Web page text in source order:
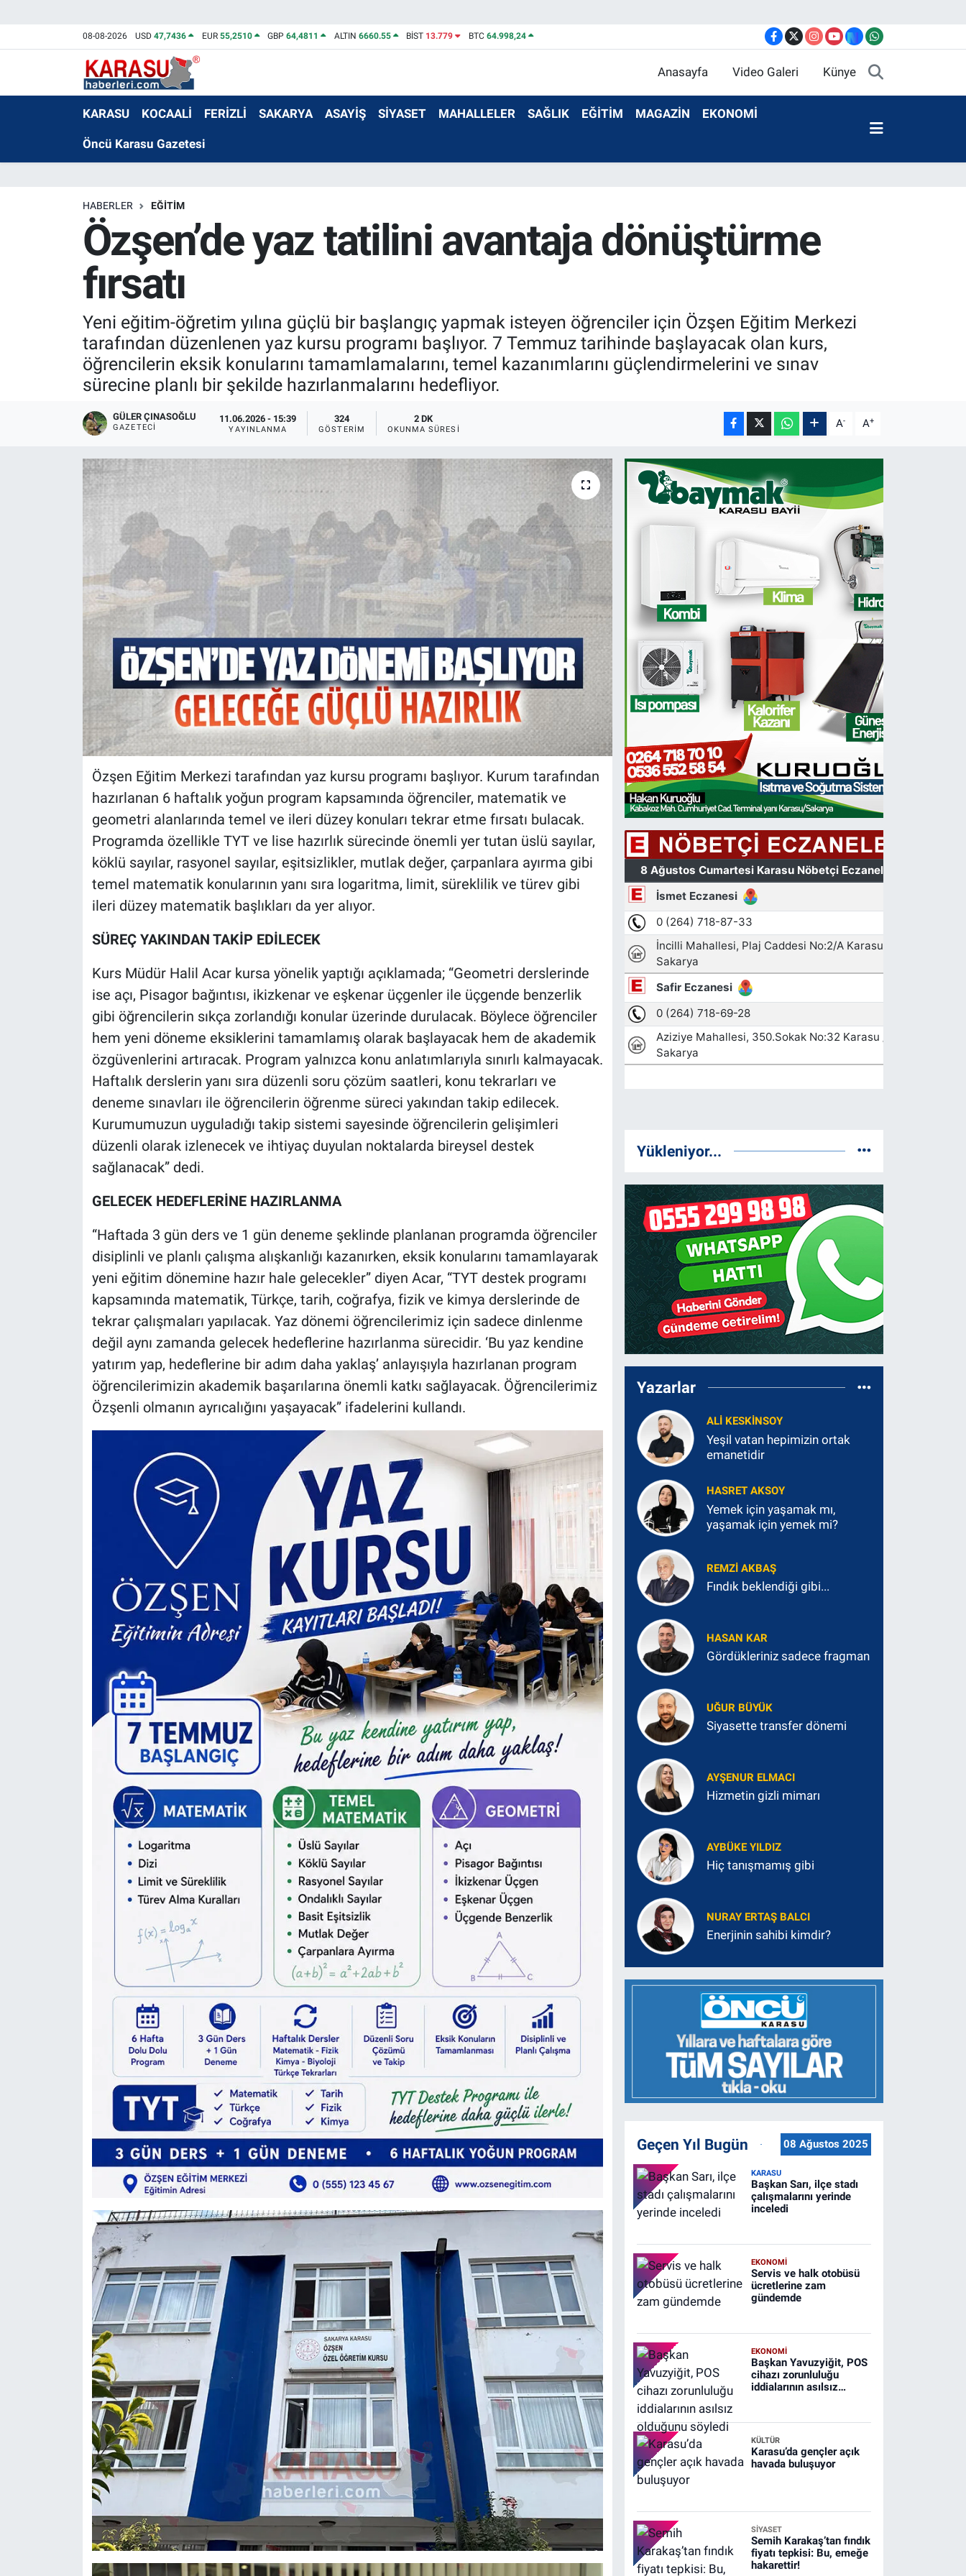
08-08-2026 USD47,7436 EUR 55,2510 GBP64,4811 ALTIN 6660.55 BİST 13.779 BTC 64.998,24
Anasayfa Video Galeri Künye
KARASU KOCAALİ FERİZLİ SAKARYA ASAYİŞ SİYASET MAHALLELER SAĞLIK EĞİTİM MAGAZİN EKONOMİ
Öncü Karasu Gazetesi
HABERLER EĞİTİM
Özşen’de yaz tatilini avantaja dönüştürme
fırsatı
Yeni eğitim-öğretim yılına güçlü bir başlangıç yapmak isteyen öğrenciler için Özşen Eğitim Merkezi
tarafından düzenlenen yaz kursu programı başlıyor. 7 Temmuz tarihinde başlayacak olan kurs,
öğrencilerin eksik konularını tamamlamalarını, temel kazanımlarını güçlendirmelerini ve sınav
sürecine planlı bir şekilde hazırlanmalarını hedefliyor.
GÜLER ÇINASOĞLU
GAZETECI
11.06.2026 - 15:39
YAYINLANMA
324
GÖSTERIM
2 DK
OKUNMA SÜRESI A- A+
Özşen Eğitim Merkezi tarafından yaz kursu programı başlıyor. Kurum tarafından
hazırlanan 6 haftalık yoğun program kapsamında öğrenciler, matematik ve
geometri alanlarında temel ve ileri düzey konuları tekrar etme fırsatı bulacak.
Programda özellikle TYT ve lise hazırlık sürecinde önemli yer tutan üslü sayılar,
köklü sayılar, rasyonel sayılar, eşitsizlikler, mutlak değer, çarpanlara ayırma gibi
temel matematik konularının yanı sıra logaritma, limit, süreklilik ve türev gibi
ileri düzey matematik başlıkları da yer alıyor.
SÜREÇ YAKINDAN TAKİP EDİLECEK
Kurs Müdür Halil Acar kursa yönelik yaptığı açıklamada; “Geometri derslerinde
ise açı, Pisagor bağıntısı, ikizkenar ve eşkenar üçgenler ile üçgende benzerlik
gibi öğrencilerin sıkça zorlandığı konular üzerinde durulacak. Böylece öğrenciler
hem yeni döneme eksiklerini tamamlamış olarak başlayacak hem de akademik
özgüvenlerini artıracak. Program yalnızca konu anlatımlarıyla sınırlı kalmayacak.
Haftalık derslerin yanı sıra düzenli soru çözüm saatleri, konu tekrarları ve
deneme sınavları ile öğrencilerin öğrenme süreci yakından takip edilecek.
Kurumumuzun uyguladığı takip sistemi sayesinde öğrencilerin gelişimleri
düzenli olarak izlenecek ve ihtiyaç duyulan noktalarda bireysel destek
sağlanacak” dedi.
GELECEK HEDEFLERİNE HAZIRLANMA
“Haftada 3 gün ders ve 1 gün deneme şeklinde planlanan programda öğrenciler
disiplinli ve planlı çalışma alışkanlığı kazanırken, eksik konularını tamamlayarak
yeni eğitim dönemine hazır hale gelecekler” diyen Acar, “TYT destek programı
kapsamında matematik, Türkçe, tarih, coğrafya, fizik ve kimya derslerinde de
tekrar çalışmaları yapılacak. Yaz dönemi öğrencilerimiz için sadece dinlenme
değil aynı zamanda gelecek hedeflerine hazırlanma sürecidir. ‘Bu yaz kendine
yatırım yap, hedeflerine bir adım daha yaklaş’ anlayışıyla hazırlanan program
öğrencilerimizin akademik başarılarına önemli katkı sağlayacak. Öğrencilerimiz
Özşenli olmanın ayrıcalığını yaşayacak” ifadelerini kullandı.
Yükleniyor...
Yazarlar
ALI KESKINSOY
Yeşil vatan hepimizin ortak
emanetidir
HASRET AKSOY
Yemek için yaşamak mı,
yaşamak için yemek mi?
REMZI AKBAŞ
Fındık beklendiği gibi...
HASAN KAR
Gördükleriniz sadece fragman
UĞUR BÜYÜK
Siyasette transfer dönemi
AYŞENUR ELMACI
Hizmetin gizli mimarı
AYBÜKE YILDIZ
Hiç tanışmamış gibi
NURAY ERTAŞ BALCI
Enerjinin sahibi kimdir?
Geçen Yıl Bugün 08 Ağustos 2025
KARASU
Başkan Sarı, ilçe stadı
çalışmalarını yerinde
inceledi
EKONOMİ
Servis ve halk otobüsü
ücretlerine zam
gündemde
EKONOMİ
Başkan Yavuzyiğit, POS
cihazı zorunluluğu
iddialarının asılsız
KÜLTÜR
Karasu’da gençler açık
havada buluşuyor
SİYASET
Semih Karakaş’tan fındık
fiyatı tepkisi: Bu, emeğe
hakarettir!